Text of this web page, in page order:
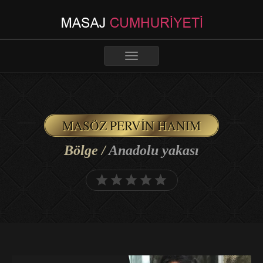
Toggle
MASÖZ PERVIN HANIM
Bölge /Anadolu yakası